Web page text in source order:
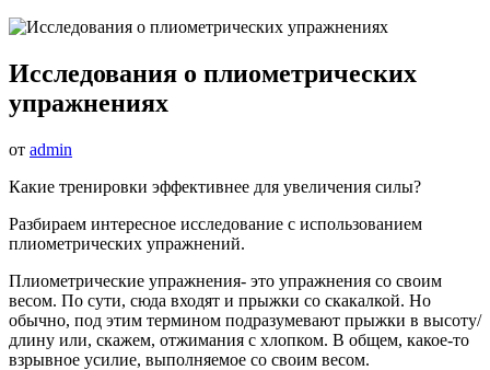
Исследования о плиометрических
упражнениях
от admin
Какие тренировки эффективнее для увеличения силы?
Разбираем интересное исследование с использованием
плиометрических упражнений.
Плиометрические упражнения- это упражнения со своим
весом. По сути, сюда входят и прыжки со скакалкой. Но
обычно, под этим термином подразумевают прыжки в высоту/
длину или, скажем, отжимания с хлопком. В общем, какое-то
взрывное усилие, выполняемое со своим весом.